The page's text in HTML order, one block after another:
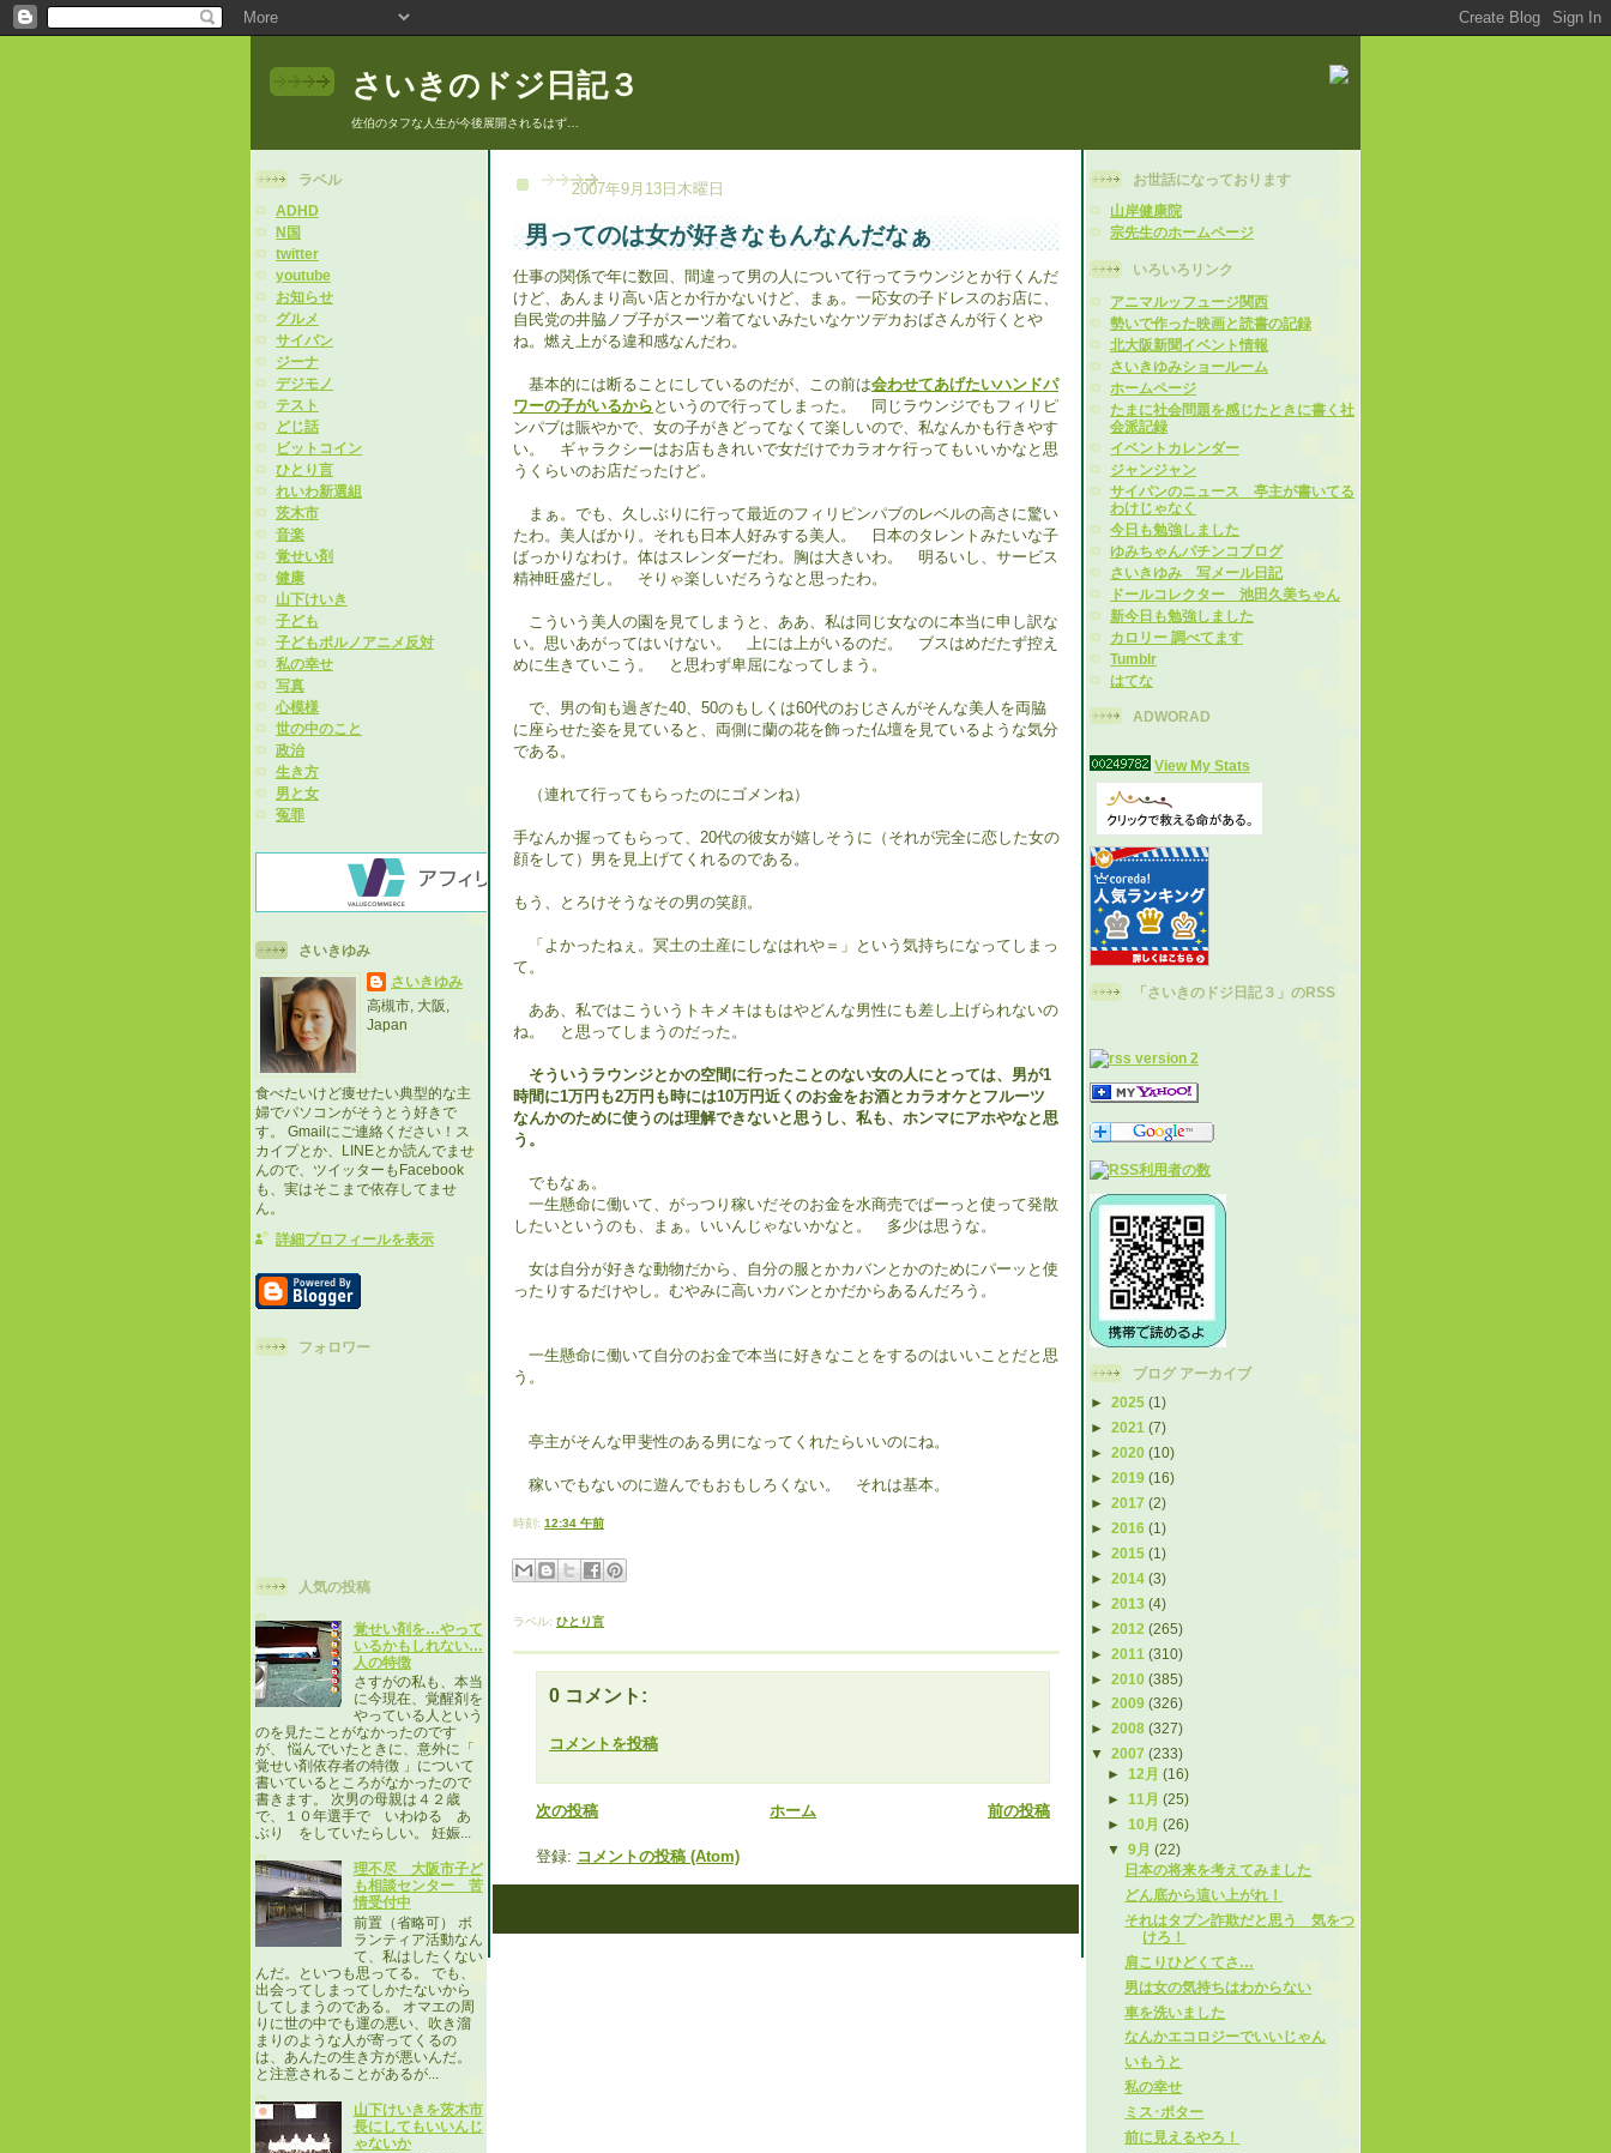
さいきのドジ日記３
佐伯のタフな人生が今後展開されるはず…
ラベル
ADHD
N国
twitter
youtube
お知らせ
グルメ
サイパン
ジーナ
デジモノ
テスト
どじ話
ビットコイン
ひとり言
れいわ新選組
茨木市
音楽
覚せい剤
健康
山下けいき
子ども
子どもポルノアニメ反対
私の幸せ
写真
心模様
世の中のこと
政治
生き方
男と女
冤罪
さいきゆみ
さいきゆみ
高槻市, 大阪,
Japan
食べたいけど痩せたい典型的な主
婦でパソコンがそうとう好きで
す。 Gmailにご連絡ください！ス
カイプとか、LINEとか読んでませ
んので、ツイッターもFacebook
も、実はそこまで依存してませ
ん。
詳細プロフィールを表示
フォロワー
人気の投稿
覚せい剤を…やって
いるかもしれない…
人の特徴
さすがの私も、本当
に今現在、覚醒剤を
やっている人という
のを見たことがなかったのです
が、 悩んでいたときに、意外に「
覚せい剤依存者の特徴 」について
書いているところがなかったので
書きます。 次男の母親は４２歳
で、１０年選手で いわゆる あ
ぶり をしていたらしい。 妊娠...
理不尽 大阪市子ど
も相談センター 苦
情受付中
前置（省略可） ボ
ランティア活動なん
て、私はしたくない
んだ。といつも思ってる。 でも、
出会ってしまってしかたないから
してしまうのである。 オマエの周
りに世の中でも運の悪い、吹き溜
まりのような人が寄ってくるの
は、あんたの生き方が悪いんだ。
と注意されることがあるが...
山下けいきを茨木市
長にしてもいいんじ
ゃないか
お世話になっております
山岸健康院
宗先生のホームページ
いろいろリンク
アニマルッフュージ関西
勢いで作った映画と読書の記録
北大阪新聞イベント情報
さいきゆみショールーム
ホームページ
たまに社会問題を感じたときに書く社
会派記録
イベントカレンダー
ジャンジャン
サイパンのニュース 亭主が書いてる
わけじゃなく
今日も勉強しました
ゆみちゃんパチンコブログ
さいきゆみ 写メール日記
ドールコレクター 池田久美ちゃん
新今日も勉強しました
カロリー 調べてます
Tumblr
はてな
ADWORAD
View My Stats
「さいきのドジ日記３」のRSS
ブログ アーカイブ
► 2025 (1)
► 2021 (7)
► 2020 (10)
► 2019 (16)
► 2017 (2)
► 2016 (1)
► 2015 (1)
► 2014 (3)
► 2013 (4)
► 2012 (265)
► 2011 (310)
► 2010 (385)
► 2009 (326)
► 2008 (327)
▼ 2007 (233)
►12月(16)
►11月(25)
►10月(26)
▼9月(22)
日本の将来を考えてみました
どん底から這い上がれ！
それはタブン詐欺だと思う 気をつ
けろ！
肩こりひどくてさ…
男は女の気持ちはわからない
車を洗いました
なんかエコロジーでいいじゃん
いもうと
私の幸せ
ミス･ポター
前に見えるやろ！
2007年9月13日木曜日
男ってのは女が好きなもんなんだなぁ
仕事の関係で年に数回、間違って男の人について行ってラウンジとか行くんだ
けど、あんまり高い店とか行かないけど、まぁ。一応女の子ドレスのお店に、
自民党の井脇ノブ子がスーツ着てないみたいなケツデカおばさんが行くとや
ね。燃え上がる違和感なんだわ。
基本的には断ることにしているのだが、この前は会わせてあげたいハンドパ
ワーの子がいるから というので行ってしまった。 同じラウンジでもフィリピ
ンパブは賑やかで、女の子がきどってなくて楽しいので、私なんかも行きやす
い。 ギャラクシーはお店もきれいで女だけでカラオケ行ってもいいかなと思
うくらいのお店だったけど。
まぁ。でも、久しぶりに行って最近のフィリピンパブのレベルの高さに驚い
たわ。美人ばかり。それも日本人好みする美人。 日本のタレントみたいな子
ばっかりなわけ。体はスレンダーだわ。胸は大きいわ。 明るいし、サービス
精神旺盛だし。 そりゃ楽しいだろうなと思ったわ。
こういう美人の園を見てしまうと、ああ、私は同じ女なのに本当に申し訳な
い。思いあがってはいけない。 上には上がいるのだ。 ブスはめだたず控え
めに生きていこう。 と思わず卑屈になってしまう。
で、男の旬も過ぎた40、50のもしくは60代のおじさんがそんな美人を両脇
に座らせた姿を見ていると、両側に蘭の花を飾った仏壇を見ているような気分
である。
（連れて行ってもらったのにゴメンね）
手なんか握ってもらって、20代の彼女が嬉しそうに（それが完全に恋した女の
顔をして）男を見上げてくれるのである。
もう、とろけそうなその男の笑顔。
「よかったねぇ。冥土の土産にしなはれや＝」という気持ちになってしまっ
て。
ああ、私ではこういうトキメキはもはやどんな男性にも差し上げられないの
ね。 と思ってしまうのだった。
そういうラウンジとかの空間に行ったことのない女の人にとっては、男が1
時間に1万円も2万円も時には10万円近くのお金をお酒とカラオケとフルーツ
なんかのために使うのは理解できないと思うし、私も、ホンマにアホやなと思
う。
でもなぁ。
一生懸命に働いて、がっつり稼いだそのお金を水商売でぱーっと使って発散
したいというのも、まぁ。いいんじゃないかなと。 多少は思うな。
女は自分が好きな動物だから、自分の服とかカバンとかのためにパーッと使
ったりするだけやし。むやみに高いカバンとかだからあるんだろう。
一生懸命に働いて自分のお金で本当に好きなことをするのはいいことだと思
う。
亭主がそんな甲斐性のある男になってくれたらいいのにね。
稼いでもないのに遊んでもおもしろくない。 それは基本。
時刻: 12:34 午前
ラベル: ひとり言
0 コメント:
コメントを投稿
次の投稿 前の投稿
ホーム
登録: コメントの投稿 (Atom)